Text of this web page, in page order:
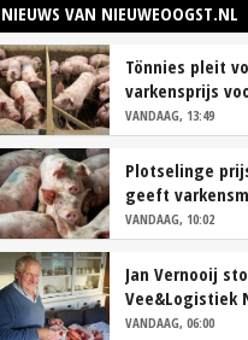
NIEUWS VAN NIEUWEOOGST.NL
Tönnies pleit
varkensprijs
van zes maanden
VANDAAG, 13:49
Plotselinge
geeft
perspectief
VANDAAG, 10:02
Jan Vernooij
Vee&Logistiek
VANDAAG, 06:00